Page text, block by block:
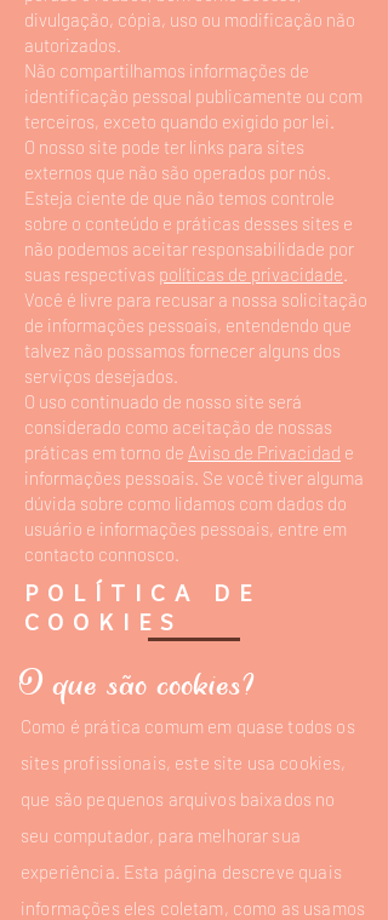
divulgação, cópia, uso ou modificação não
autorizados.
Não compartilhamos informações de
identificação pessoal publicamente ou com
terceiros, exceto quando exigido por lei.
O nosso site pode ter links para sites
externos que não são operados por nós.
Esteja ciente de que não temos controle
sobre o conteúdo e práticas desses sites e
não podemos aceitar responsabilidade por
suas respectivas políticas de privacidade.
Você é livre para recusar a nossa solicitação
de informações pessoais, entendendo que
talvez não possamos fornecer alguns dos
serviços desejados.
O uso continuado de nosso site será
considerado como aceitação de nossas
práticas em torno de Aviso de Privacidad e
informações pessoais. Se você tiver alguma
dúvida sobre como lidamos com dados do
usuário e informações pessoais, entre em
contacto connosco.
POLÍTICA DE
COOKIES
O que são cookies?
Como é prática comum em quase todos os
sites profissionais, este site usa cookies,
que são pequenos arquivos baixados no
seu computador, para melhorar sua
experiência. Esta página descreve quais
informações eles coletam, como as usamos